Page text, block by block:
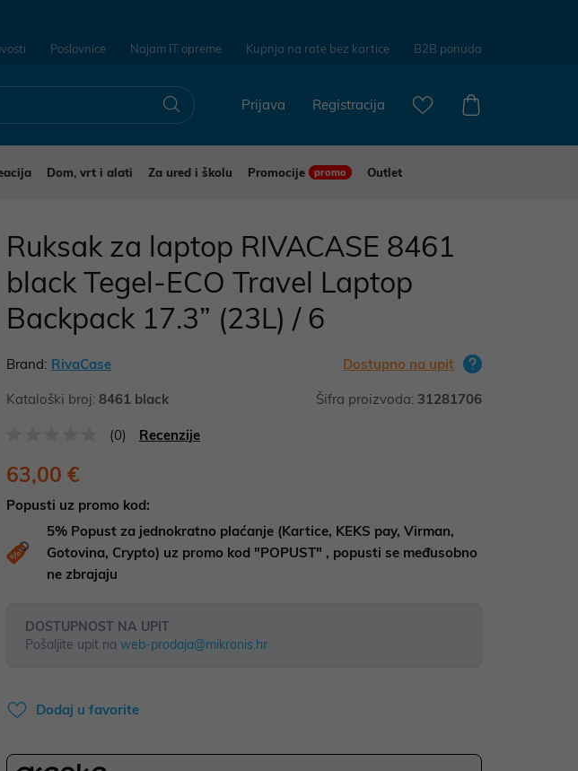
Poslovnice Najam IT opreme Kupnja na rate bez kartice B2B ponuda
Registracija
Prijava
Dom, vrt i alati Za ured i školu Promocije promo
Outlet
Ruksak za laptop RIVACASE 8461
black Tegel-ECO Travel Laptop
Backpack 17.3” (23L) / 6
Brand: RivaCase Dostupno na upit
Kataloški broj: 8461 black Šifra proizvoda: 31281706
(0) Recenzije
63,00 €
Popusti uz promo kod:
5% Popust za jednokratno plaćanje (Kartice, KEKS pay, Virman,
Gotovina, Crypto) uz promo kod "POPUST" , popusti se međusobno
ne zbrajaju
DOSTUPNOST NA UPIT
Pošaljite upit na web-prodaja@mikronis.hr
Dodaj u favorite